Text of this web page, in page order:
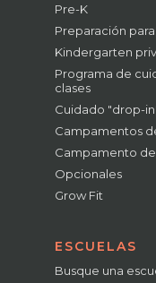
Pre-K
Preparación
Kindergarten
Programa de
clases
Cuidado "drop-
Campamentos
Campamento
Opcionales
Grow Fit
ESCUELAS
Busque una